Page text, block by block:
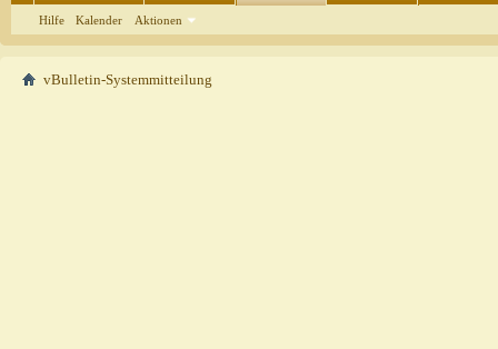
Hilfe Kalender Aktionen
vBulletin-Systemmitteilung